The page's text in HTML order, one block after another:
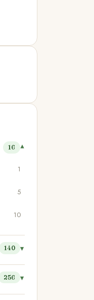
16
1
5
10
140
256